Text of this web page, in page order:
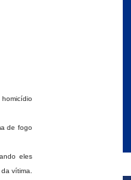
homicídio
de fogo
eles
vítima.